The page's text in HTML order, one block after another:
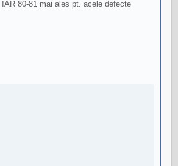
80-81 mai ales pt. acele defecte